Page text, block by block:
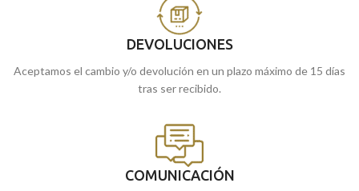
DEVOLUCIONES
Aceptamos el cambio y/o devolución en un plazo máximo de 15 días
tras ser recibido.
COMUNICACIÓN